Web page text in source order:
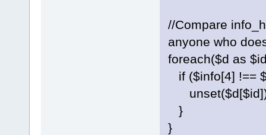
//Compare
anyone who
foreach($d as
if ($info[4] !==
}
}